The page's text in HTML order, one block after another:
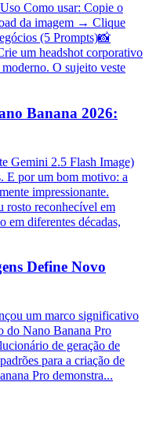
Como usar: Copie o
da imagem → Clique
(5 Prompts)📸
um headshot corporativo
O sujeito veste
Banana 2026:
Gemini 2.5 Flash Image)
E por um bom motivo: a
impressionante.
rosto reconhecível em
em diferentes décadas,
Define Novo
um marco significativo
do Nano Banana Pro
de geração de
para a criação de
Pro demonstra...